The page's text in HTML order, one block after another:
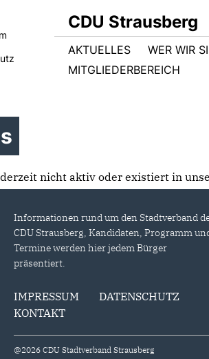
CDU Strausberg
AKTUELLES WER WIR
MITGLIEDERBEREICH
nicht aktiv oder existiert in
Informationen rund um den Stadtverband
CDU Strausberg, Kandidaten, Programm
Termine werden hier jedem Bürger
präsentiert.
IMPRESSUM
DATENSCHUTZ
KONTAKT
@2026 CDU Stadtverband Strausberg